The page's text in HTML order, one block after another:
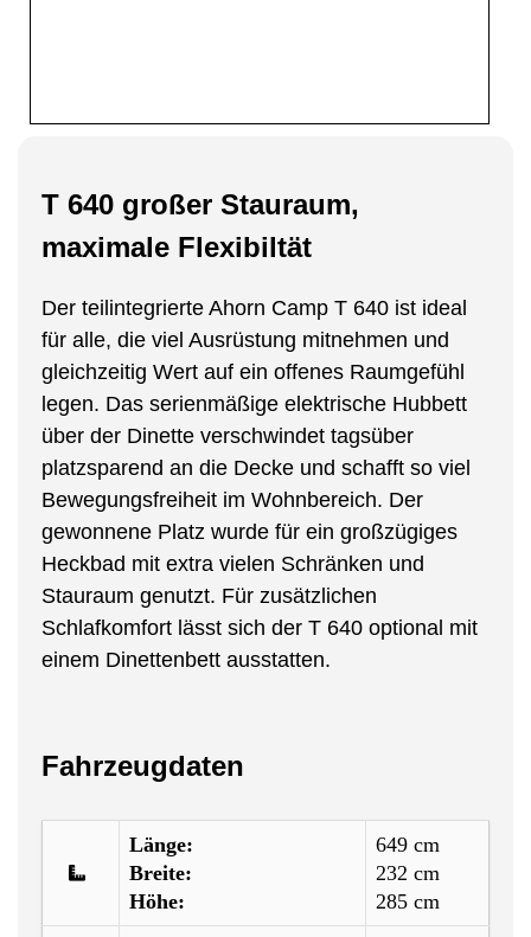
T 640 großer Stauraum,
maximale Flexibiltät
Der teilintegrierte Ahorn Camp T 640 ist ideal
für alle, die viel Ausrüstung mitnehmen und
gleichzeitig Wert auf ein offenes Raumgefühl
legen. Das serienmäßige elektrische Hubbett
über der Dinette verschwindet tagsüber
platzsparend an die Decke und schafft so viel
Bewegungsfreiheit im Wohnbereich. Der
gewonnene Platz wurde für ein großzügiges
Heckbad mit extra vielen Schränken und
Stauraum genutzt. Für zusätzlichen
Schlafkomfort lässt sich der T 640 optional mit
einem Dinettenbett ausstatten.
Fahrzeugdaten
Länge:
Breite:
Höhe:
649 cm
232 cm
285 cm